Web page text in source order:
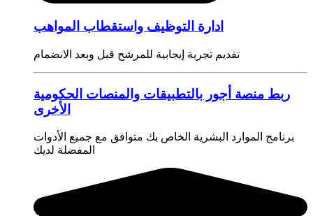
ادارة التوظيف واستقطاب المواهب
تقديم تجربة إيجابية للمرشح قبل وبعد الانضمام
ربط منصة أجور بالتطبيقات والمنصات الحكومية
الأخرى
برنامج الموارد البشرية الخاص بك متوافق مع جميع الأدوات
المفضلة لديك